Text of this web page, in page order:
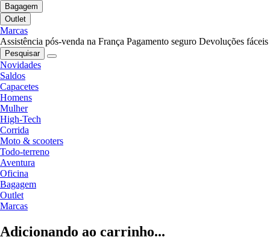
Bagagem
Outlet
Marcas
Assistência pós-venda na França Pagamento seguro Devoluções fáceis
Pesquisar
Novidades
Saldos
Capacetes
Homens
Mulher
High-Tech
Corrida
Moto & scooters
Todo-terreno
Aventura
Oficina
Bagagem
Outlet
Marcas
Adicionando ao carrinho...